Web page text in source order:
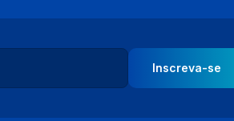
Inscreva-se